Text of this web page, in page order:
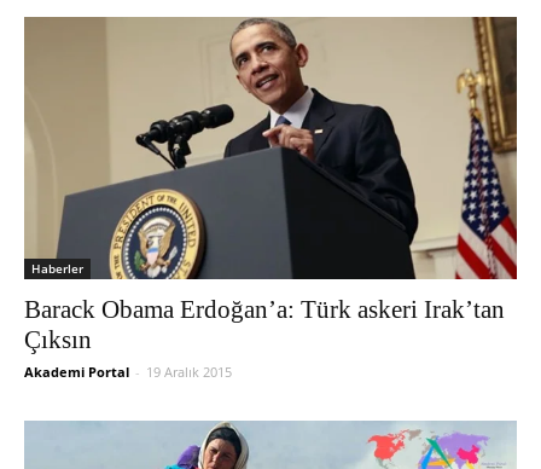
Haberler
Barack Obama Erdoğan’a: Türk askeri Irak’tan
Çıksın
Akademi Portal - 19 Aralık 2015